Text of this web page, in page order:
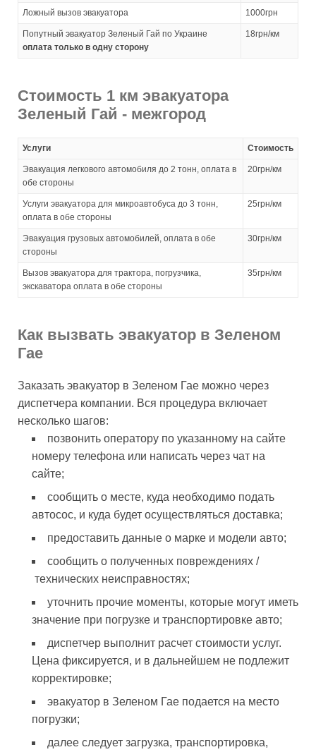
Ложный вызов эвакуатора 1000грн
оплата только в одну сторону
18грн/км
Стоимость 1 км эвакуатора
Зеленый Гай - межгород
Услуги Стоимость
Эвакуация легкового автомобиля до 2 тонн, оплата в
обе стороны
20грн/км
Услуги эвакуатора для микроавтобуса до 3 тонн,
оплата в обе стороны
25грн/км
Эвакуация грузовых автомобилей, оплата в обе
стороны
30грн/км
Вызов эвакуатора для трактора, погрузчика,
экскаватора оплата в обе стороны
35грн/км
Как вызвать эвакуатор в Зеленом
Гае
Заказать эвакуатор в Зеленом Гае можно через
диспетчера компании. Вся процедура включает
несколько шагов:
позвонить оператору по указанному на сайте
номеру телефона или написать через чат на
сайте;
сообщить о месте, куда необходимо подать
автосос, и куда будет осуществляться доставка;
предоставить данные о марке и модели авто;
сообщить о полученных повреждениях /
технических неисправностях;
уточнить прочие моменты, которые могут иметь
значение при погрузке и транспортировке авто;
диспетчер выполнит расчет стоимости услуг.
Цена фиксируется, и в дальнейшем не подлежит
корректировке;
эвакуатор в Зеленом Гае подается на место
погрузки;
далее следует загрузка, транспортировка,